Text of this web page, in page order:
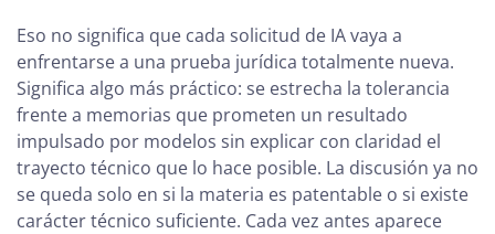
Eso no significa que cada solicitud de IA vaya a
enfrentarse a una prueba jurídica totalmente nueva.
Significa algo más práctico: se estrecha la tolerancia
frente a memorias que prometen un resultado
impulsado por modelos sin explicar con claridad el
trayecto técnico que lo hace posible. La discusión ya no
se queda solo en si la materia es patentable o si existe
carácter técnico suficiente. Cada vez antes aparece